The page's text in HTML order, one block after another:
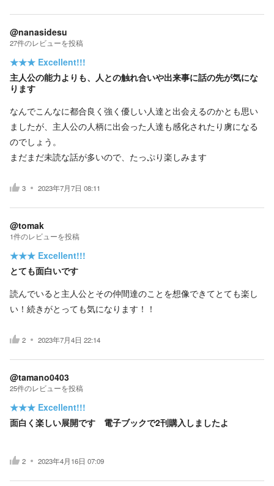
@nanasidesu
27件のレビューを投稿
★★★ Excellent!!!
主人公の能力よりも、人との触れ合いや出来事に話の先が気にな
ります
なんでこんなに都合良く強く優しい人達と出会えるのかとも思い
ましたが、主人公の人柄に出会った人達も感化されたり虜になる
のでしょう。
まだまだ未読な話が多いので、たっぷり楽しみます
3 2023年7月7日 08:11
@tomak
1件のレビューを投稿
★★★ Excellent!!!
とても面白いです
読んでいると主人公とその仲間達のことを想像できてとても楽し
い！続きがとっても気になります！！
2 2023年7月4日 22:14
@tamano0403
25件のレビューを投稿
★★★ Excellent!!!
面白く楽しい展開です 電子ブックで2刊購入しましたよ
2 2023年4月16日 07:09